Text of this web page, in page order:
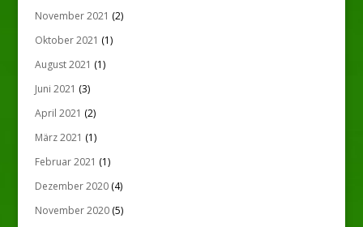
November 2021 (2)
Oktober 2021 (1)
August 2021 (1)
Juni 2021 (3)
April 2021 (2)
März 2021 (1)
Februar 2021 (1)
Dezember 2020(4)
November 2020(5)